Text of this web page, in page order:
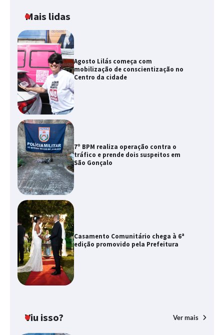
Mais lidas
Agosto Lilás começa com
mobilização de conscientização no
Centro da cidade
7º BPM realiza operação contra o
tráfico e prende dois suspeitos em
São Gonçalo
Casamento Comunitário chega à 6ª
edição promovido pela Prefeitura
Viu isso? Ver mais